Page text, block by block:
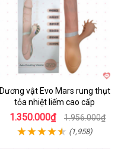
Dương vật Evo Mars rung thụt
tỏa nhiệt liếm cao cấp
1.350.000₫ 1.956.000₫
(1,958)